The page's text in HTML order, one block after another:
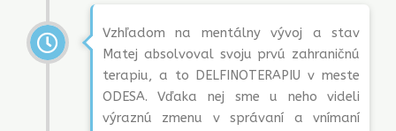
Vzhľadom na mentálny vývoj a stav
Matej absolvoval svoju prvú zahraničnú
terapiu, a to DELFINOTERAPIU v meste
ODESA. Vďaka nej sme u neho videli
výraznú zmenu v správaní a vnímaní